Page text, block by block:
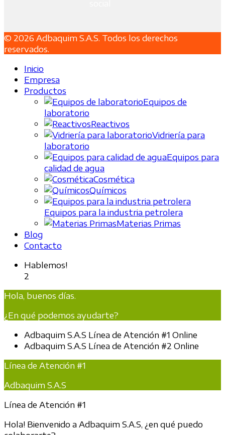
© 2026 Adbaquim S.A.S. Todos los derechos
reservados.
Inicio
Empresa
Productos
Equipos de
laboratorio
Reactivos
Vidriería para
laboratorio
Equipos para
calidad de agua
Cosmética
Químicos
Equipos para la industria petrolera
Materias Primas
Blog
Contacto
Hablemos!
2
Hola, buenos días.
¿En qué podemos ayudarte?
Adbaquim S.A.S Línea de Atención #1 Online
Adbaquim S.A.S Línea de Atención #2 Online
Línea de Atención #1
Adbaquim S.A.S
Línea de Atención #1
Hola! Bienvenido a Adbaquim S.A.S, ¿en qué puedo